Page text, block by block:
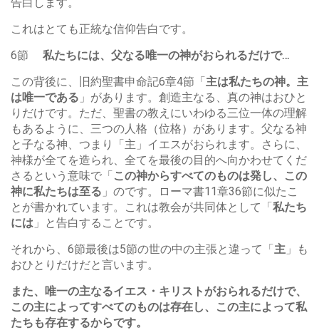
これはとても正統な信仰告白です。
6節 私たちには、父なる唯一の神がおられるだけで…
この背後に、旧約聖書申命記6章4節「主は私たちの神。主
は唯一である 」があります。創造主なる、真の神はおひと
りだけです。ただ、聖書の教えにいわゆる三位一体の理解
もあるように、三つの人格（位格）があります。父なる神
と子なる神、つまり「主」イエスがおられます。さらに、
神様が全てを造られ、全てを最後の目的へ向かわせてくだ
さるという意味で「この神からすべてのものは発し、この
神に私たちは至る 」のです。ローマ書11章36節に似たこ
とが書かれています。これは教会が共同体として「私たち
には 」と告白することです。
それから、6節最後は5節の世の中の主張と違って「主 」も
おひとりだけだと言います。
また、唯一の主なるイエス・キリストがおられるだけで、
この主によってすべてのものは存在し、この主によって私
たちも存在するからです。